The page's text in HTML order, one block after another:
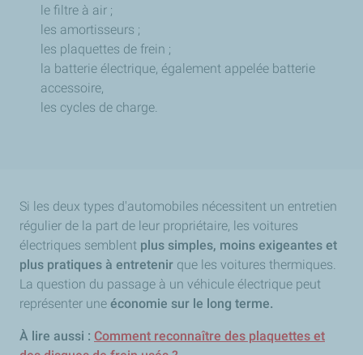
le filtre à air ;
les amortisseurs ;
les plaquettes de frein ;
la batterie électrique, également appelée batterie
accessoire,
les cycles de charge.
Si les deux types d'automobiles nécessitent un entretien
régulier de la part de leur propriétaire, les voitures
électriques semblent plus simples, moins exigeantes et
plus pratiques à entretenir que les voitures thermiques.
La question du passage à un véhicule électrique peut
représenter une économie sur le long terme.
À lire aussi : Comment reconnaître des plaquettes et